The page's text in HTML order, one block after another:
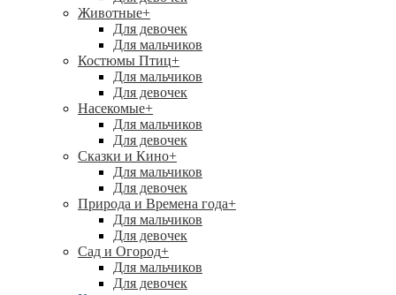
Животные+
Для девочек
Для мальчиков
Костюмы Птиц+
Для мальчиков
Для девочек
Насекомые+
Для мальчиков
Для девочек
Сказки и Кино+
Для мальчиков
Для девочек
Природа и Времена года+
Для мальчиков
Для девочек
Сад и Огород+
Для мальчиков
Для девочек